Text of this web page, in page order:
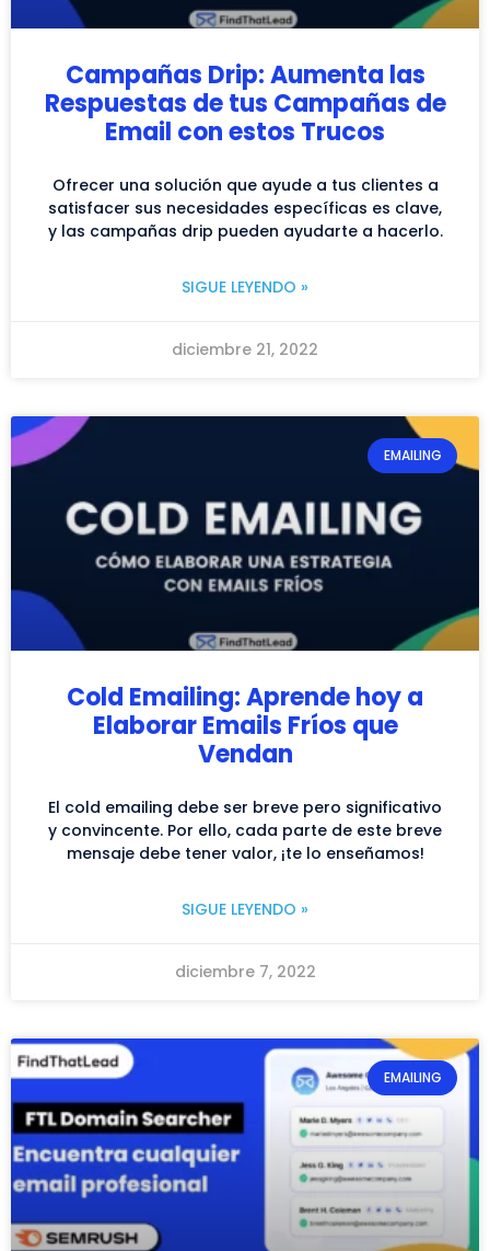
Campañas Drip: Aumenta las
Respuestas de tus Campañas de
Email con estos Trucos
Ofrecer una solución que ayude a tus clientes a
satisfacer sus necesidades específicas es clave,
y las campañas drip pueden ayudarte a hacerlo.
SIGUE LEYENDO »
diciembre 21, 2022
EMAILING
Cold Emailing: Aprende hoy a
Elaborar Emails Fríos que
Vendan
El cold emailing debe ser breve pero significativo
y convincente. Por ello, cada parte de este breve
mensaje debe tener valor, ¡te lo enseñamos!
SIGUE LEYENDO »
diciembre 7, 2022
EMAILING